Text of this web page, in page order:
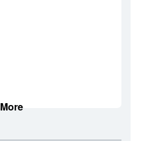
More